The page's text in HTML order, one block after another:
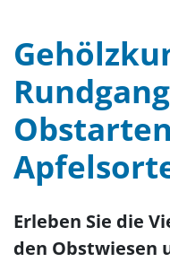
Erleben Sie die
den Obstwiesen